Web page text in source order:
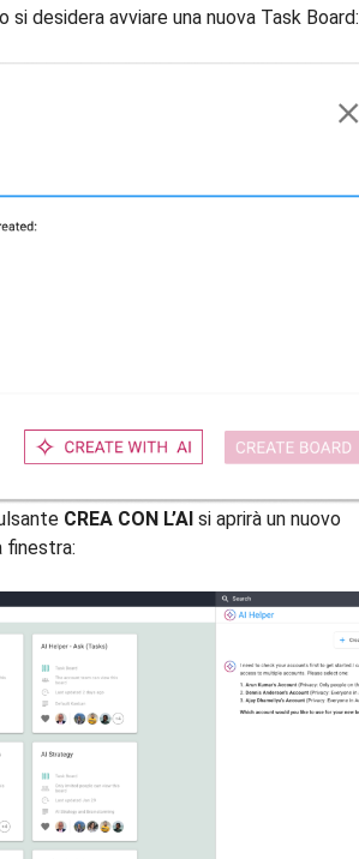
si desidera avviare una nuova Task Board:
CREA CON L’AI si aprirà un nuovo
finestra: